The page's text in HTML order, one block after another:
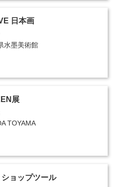
日本画
水墨美術館
展
TOYAMA
ョップツール